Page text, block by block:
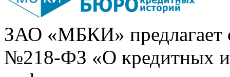
ЗАО «МБКИ» предлагает
№218-ФЗ «О кредитных